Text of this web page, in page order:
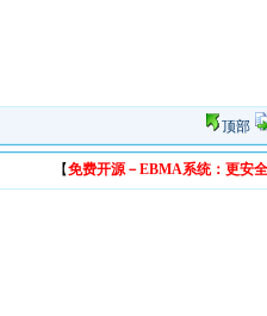
顶部
【免费开源－EBMA系统：更安